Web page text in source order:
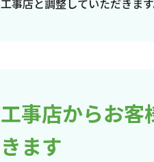
工事店と調整していただきます
工事店からお客
きます